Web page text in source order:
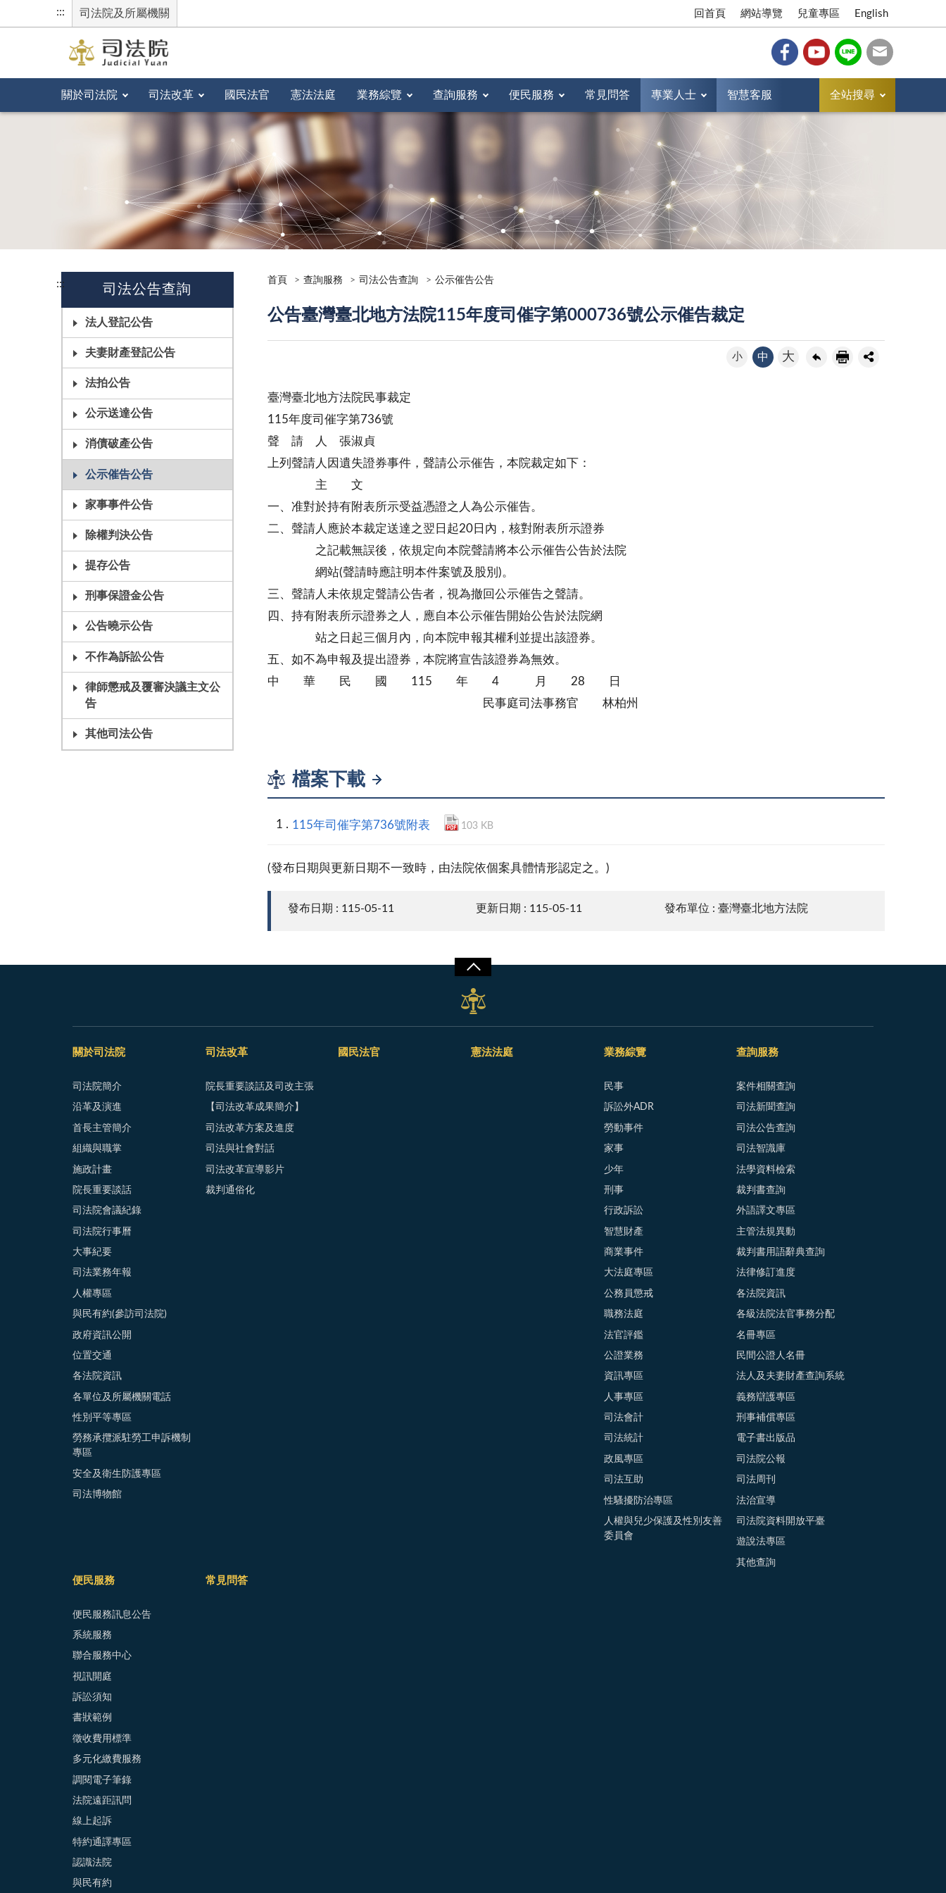
::: 司法院及所屬機關 回首頁 網站導覽 兒童專區 English
關於司法院 司法改革 國民法官 憲法法庭 業務綜覽 查詢服務 便民服務 常見問答 專業人士 智慧客服 全站搜尋
::: 司法公告查詢
法人登記公告
夫妻財產登記公告
法拍公告
公示送達公告
消債破產公告
公示催告公告
家事事件公告
除權判決公告
提存公告
刑事保證金公告
公告曉示公告
不作為訴訟公告
律師懲戒及覆審決議主文公
告
其他司法公告
首頁 查詢服務 司法公告查詢 公示催告公告
公告臺灣臺北地方法院115年度司催字第000736號公示催告裁定
小 中 大
臺灣臺北地方法院民事裁定
115年度司催字第736號
聲 請 人 張淑貞
上列聲請人因遺失證券事件，聲請公示催告，本院裁定如下：
主 文
一、准對於持有附表所示受益憑證之人為公示催告。
二、聲請人應於本裁定送達之翌日起20日內，核對附表所示證券
之記載無誤後，依規定向本院聲請將本公示催告公告於法院
網站(聲請時應註明本件案號及股別)。
三、聲請人未依規定聲請公告者，視為撤回公示催告之聲請。
四、持有附表所示證券之人，應自本公示催告開始公告於法院網
站之日起三個月內，向本院申報其權利並提出該證券。
五、如不為申報及提出證券，本院將宣告該證券為無效。
中 華 民 國 115 年 4 月 28 日
民事庭司法事務官 林柏州
檔案下載
115年司催字第736號附表 103 KB
(發布日期與更新日期不一致時，由法院依個案具體情形認定之。)
發布日期 : 115-05-11 更新日期 : 115-05-11 發布單位 : 臺灣臺北地方法院
關於司法院
司法院簡介
沿革及演進
首長主管簡介
組織與職掌
施政計畫
院長重要談話
司法院會議紀錄
司法院行事曆
大事紀要
司法業務年報
人權專區
與民有約(參訪司法院)
政府資訊公開
位置交通
各法院資訊
各單位及所屬機關電話
性別平等專區
勞務承攬派駐勞工申訴機制
專區
安全及衛生防護專區
司法博物館
司法改革
院長重要談話及司改主張
【司法改革成果簡介】
司法改革方案及進度
司法與社會對話
司法改革宣導影片
裁判通俗化
國民法官 憲法法庭 業務綜覽
民事
訴訟外ADR
勞動事件
家事
少年
刑事
行政訴訟
智慧財產
商業事件
大法庭專區
公務員懲戒
職務法庭
法官評鑑
公證業務
資訊專區
人事專區
司法會計
司法統計
政風專區
司法互助
性騷擾防治專區
人權與兒少保護及性別友善
委員會
查詢服務
案件相關查詢
司法新聞查詢
司法公告查詢
司法智識庫
法學資料檢索
裁判書查詢
外語譯文專區
主管法規異動
裁判書用語辭典查詢
法律修訂進度
各法院資訊
各級法院法官事務分配
名冊專區
民間公證人名冊
法人及夫妻財產查詢系統
義務辯護專區
刑事補償專區
電子書出版品
司法院公報
司法周刊
法治宣導
司法院資料開放平臺
遊說法專區
其他查詢
便民服務
便民服務訊息公告
系統服務
聯合服務中心
視訊開庭
訴訟須知
書狀範例
徵收費用標準
多元化繳費服務
調閱電子筆錄
法院遠距訊問
線上起訴
特約通譯專區
認識法院
與民有約
常見問答